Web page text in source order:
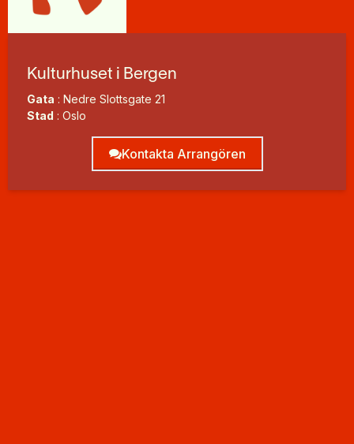
Kulturhuset i Bergen
Gata : Nedre Slottsgate 21
Stad : Oslo
Kontakta Arrangören